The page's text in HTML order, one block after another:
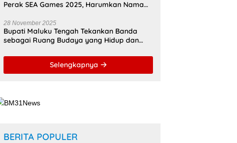
Perak SEA Games 2025, Harumkan Nama
28 November 2025
Bupati Maluku Tengah Tekankan Banda
sebagai Ruang Budaya yang Hidup dan
Selengkapnya
BERITA POPULER